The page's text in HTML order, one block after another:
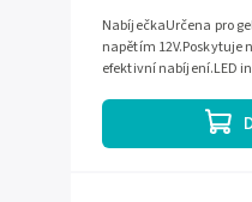
NabíječkaUrčena pro
napětím 12V.Poskytuje
efektivní nabíjení.LED